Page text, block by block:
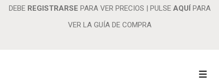
DEBE REGISTRARSE PARA VER PRECIOS | PULSE AQUÍ PARA
VER LA GUÍA DE COMPRA